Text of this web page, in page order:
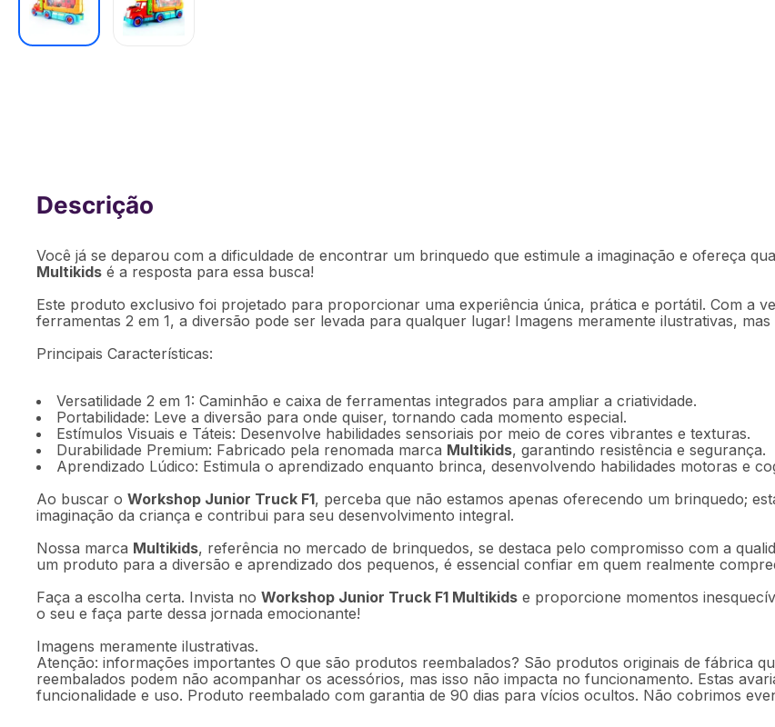
[Reembalado]
Você já se deparou com a dificuldade de encontrar um brinquedo que estimule a imaginação e ofereça
Multikids é a resposta para essa busca!
Este produto exclusivo foi projetado para proporcionar uma experiência única, prática e portátil. Com a
ferramentas 2 em 1, a diversão pode ser levada para qualquer lugar! Imagens meramente ilustrativas,
Principais Características:
Versatilidade 2 em 1: Caminhão e caixa de ferramentas integrados para ampliar a criatividade.
Portabilidade: Leve a diversão para onde quiser, tornando cada momento especial.
Estímulos Visuais e Táteis: Desenvolve habilidades sensoriais por meio de cores vibrantes e texturas.
Durabilidade Premium: Fabricado pela renomada marca Multikids, garantindo resistência e segurança.
Aprendizado Lúdico: Estimula o aprendizado enquanto brinca, desenvolvendo habilidades motoras e
Ao buscar o Workshop Junior Truck F1, perceba que não estamos apenas oferecendo um brinquedo;
imaginação da criança e contribui para seu desenvolvimento integral.
Nossa marca Multikids, referência no mercado de brinquedos, se destaca pelo compromisso com a
um produto para a diversão e aprendizado dos pequenos, é essencial confiar em quem realmente
Faça a escolha certa. Invista no Workshop Junior Truck F1 Multikids e proporcione momentos
o seu e faça parte dessa jornada emocionante!
Imagens meramente ilustrativas.
Atenção: informações importantes O que são produtos reembalados? São produtos originais de fábrica
reembalados podem não acompanhar os acessórios, mas isso não impacta no funcionamento. Estas
funcionalidade e uso. Produto reembalado com garantia de 90 dias para vícios ocultos. Não cobrimos